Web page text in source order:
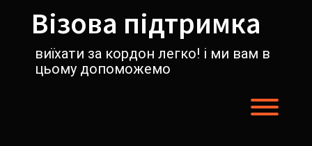
содержимомуВізова підтримка
виїхати за кордон легко! і ми вам в
цьому допоможемо